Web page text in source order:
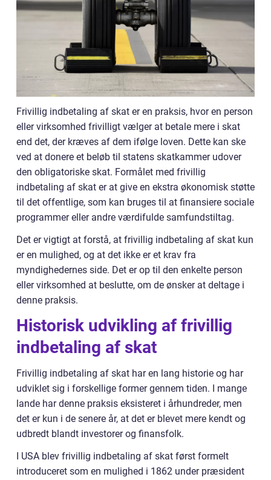
Frivillig indbetaling af skat er en praksis, hvor en person
eller virksomhed frivilligt vælger at betale mere i skat
end det, der kræves af dem ifølge loven. Dette kan ske
ved at donere et beløb til statens skatkammer udover
den obligatoriske skat. Formålet med frivillig
indbetaling af skat er at give en ekstra økonomisk støtte
til det offentlige, som kan bruges til at finansiere sociale
programmer eller andre værdifulde samfundstiltag.
Det er vigtigt at forstå, at frivillig indbetaling af skat kun
er en mulighed, og at det ikke er et krav fra
myndighedernes side. Det er op til den enkelte person
eller virksomhed at beslutte, om de ønsker at deltage i
denne praksis.
Historisk udvikling af frivillig
indbetaling af skat
Frivillig indbetaling af skat har en lang historie og har
udviklet sig i forskellige former gennem tiden. I mange
lande har denne praksis eksisteret i århundreder, men
det er kun i de senere år, at det er blevet mere kendt og
udbredt blandt investorer og finansfolk.
I USA blev frivillig indbetaling af skat først formelt
introduceret som en mulighed i 1862 under præsident